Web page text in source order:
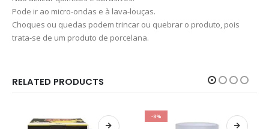
Pode ir ao micro-ondas e à lava-louças.
Choques ou quedas podem trincar ou quebrar o produto, pois
trata-se de um produto de porcelana.
RELATED PRODUCTS
-8%